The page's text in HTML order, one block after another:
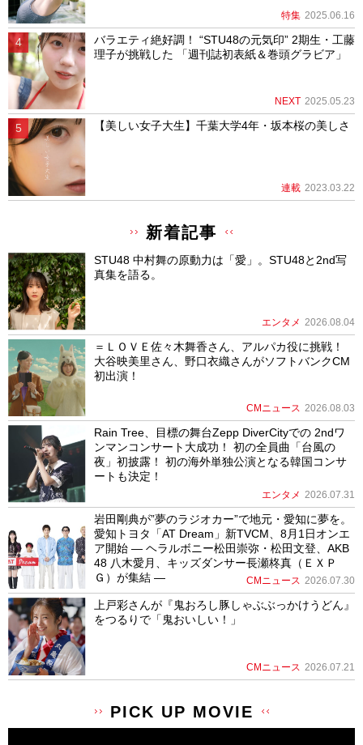
特集 2025.06.16
バラエティ絶好調！ “STU48の元気印” 2期生・工藤
理子が挑戦した 「週刊誌初表紙＆巻頭グラビア」
NEXT 2025.05.23
【美しい女子大生】千葉大学4年・坂本桜の美しさ
連載 2023.03.22
新着記事
STU48 中村舞の原動力は「愛」。STU48と2nd写
真集を語る。
エンタメ 2026.08.04
＝ＬＯＶＥ佐々木舞香さん、アルパカ役に挑戦！
大谷映美里さん、野口衣織さんがソフトバンクCM
初出演！
CMニュース 2026.08.03
Rain Tree、目標の舞台Zepp DiverCityでの 2ndワ
ンマンコンサート大成功！ 初の全員曲「台風の
夜」初披露！ 初の海外単独公演となる韓国コンサ
ートも決定！
エンタメ 2026.07.31
岩田剛典が”夢のラジオカー”で地元・愛知に夢を。
愛知トヨタ「AT Dream」新TVCM、8月1日オンエ
ア開始 ― ヘラルボニー松田崇弥・松田文登、AKB
48 八木愛月、キッズダンサー長瀬柊真（ＥＸＰ
Ｇ）が集結 ―
CMニュース 2026.07.30
上戸彩さんが『鬼おろし豚しゃぶぶっかけうどん』
をつるりで「鬼おいしい！」
CMニュース 2026.07.21
PICK UP MOVIE